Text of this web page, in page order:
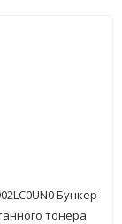
Бункер
тонера